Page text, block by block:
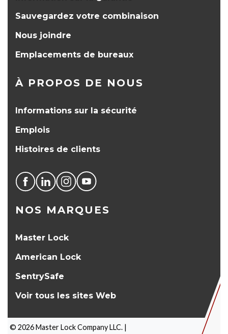
Sauvegardez votre combinaison
Nous joindre
Emplacements de bureaux
À PROPOS DE NOUS
Informations sur la sécurité
Emplois
Histoires de clients
NOS MARQUES
Master Lock
American Lock
SentrySafe
Voir tous les sites Web
© 2026Master Lock Company LLC. |